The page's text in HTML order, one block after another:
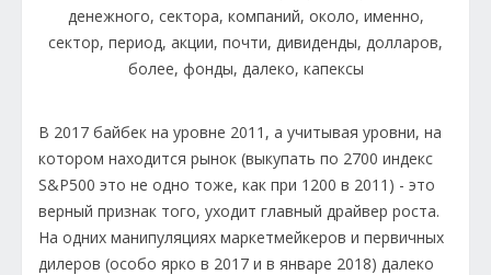
В 2017 байбек на уровне 2011, а учитывая уровни, на
котором находится рынок (выкупать по 2700 индекс
S&P500 это не одно тоже, как при 1200 в 2011) - это
верный признак того, уходит главный драйвер роста.
На одних манипуляциях маркетмейкеров и первичных
дилеров (особо ярко в 2017 и в январе 2018) далеко